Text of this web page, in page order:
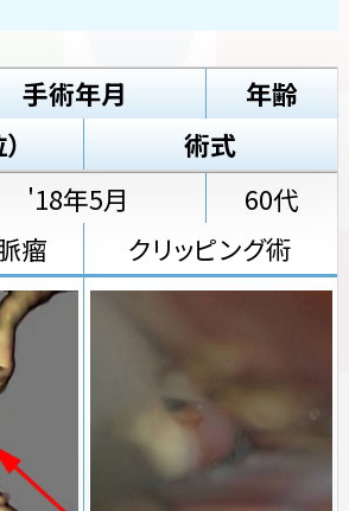
手術年月
年齢
術式
'18年5月
60代
瘤
クリッピング術